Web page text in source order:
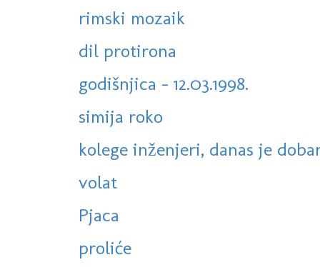
rimski mozaik
dil protirona
godišnjica - 12.03.1998.
simija roko
kolege inženjeri, danas je
volat
Pjaca
proliće